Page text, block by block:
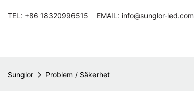
TEL: +86 18320996515 EMAIL: info@sunglor-led.com
Sunglor Problem / Säkerhet